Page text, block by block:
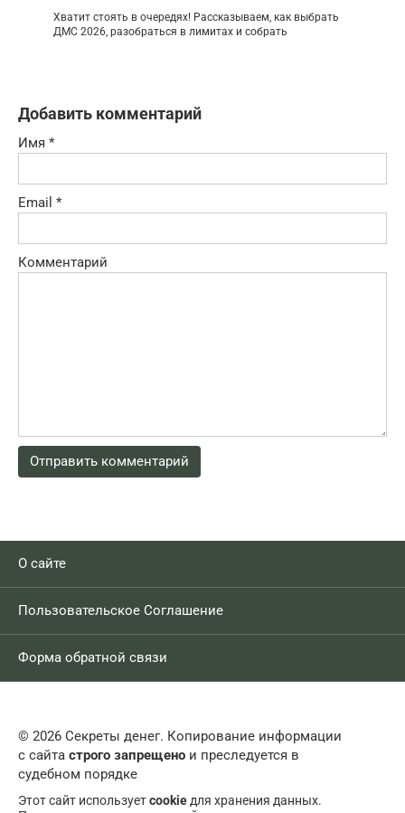
Хватит стоять в очередях! Рассказываем, как выбрать
ДМС 2026, разобраться в лимитах и собрать
Добавить комментарий
Имя *
Email *
Комментарий
О сайте
Пользовательское Соглашение
Форма обратной связи
© 2026 Секреты денег. Копирование информации
с сайта строго запрещено и преследуется в
судебном порядке
Этот сайт используетcookieдля хранения данных.